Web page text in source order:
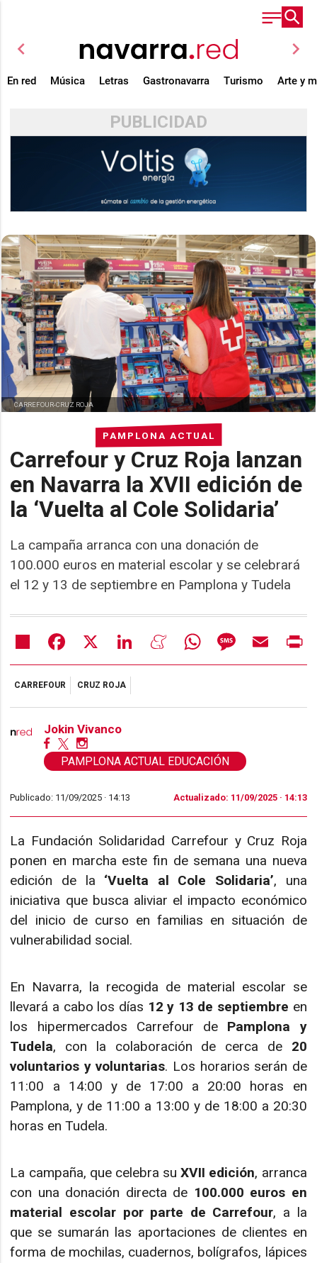
chevron_left chevron_right
En red Música Letras Gastronavarra Turismo Arte y
PUBLICIDAD
PAMPLONA ACTUAL
Carrefour y Cruz Roja lanzan
en Navarra la XVII edición de
la ‘Vuelta al Cole Solidaria’
La campaña arranca con una donación de
100.000 euros en material escolar y se celebrará
el 12 y 13 de septiembre en Pamplona y Tudela
CARREFOUR-CRUZ ROJA
Share Facebook LinkedIn MeneameWhatsAppMessageEmail
CARREFOUR CRUZ ROJA
Jokin Vivanco
PAMPLONA ACTUAL EDUCACIÓN
Publicado: 11/09/2025 · 14:13 Actualizado: 11/09/2025 · 14:13
La Fundación Solidaridad Carrefour y Cruz Roja
ponen en marcha este fin de semana una nueva
edición de la ‘Vuelta al Cole Solidaria’, una
iniciativa que busca aliviar el impacto económico
del inicio de curso en familias en situación de
vulnerabilidad social.
En Navarra, la recogida de material escolar se
llevará a cabo los días 12 y 13 de septiembre en
los hipermercados Carrefour de Pamplona y
Tudela, con la colaboración de cerca de 20
voluntarios y voluntarias. Los horarios serán de
11:00 a 14:00 y de 17:00 a 20:00 horas en
Pamplona, y de 11:00 a 13:00 y de 18:00 a 20:30
horas en Tudela.
La campaña, que celebra suXVII edición, arranca
con una donación directa de 100.000 euros en
material escolar por parte de Carrefour, a la
que se sumarán las aportaciones de clientes en
forma de mochilas, cuadernos, bolígrafos, lápices